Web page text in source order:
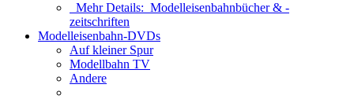
Mehr Details: Modelleisenbahnbücher & -
zeitschriften
Modelleisenbahn-DVDs
Auf kleiner Spur
Modellbahn TV
Andere